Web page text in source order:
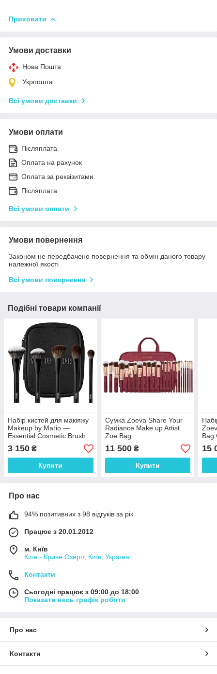
Приховати
Умови доставки
Нова Пошта
Укрпошта
Всі умови доставки
Умови оплати
Післяплата
Оплата на рахунок
Оплата за реквізитами
Післяплата
Всі умови оплати
Умови повернення
Законом не передбачено повернення та обмін даного товару
належної якості
Всі умови повернення
Подібні товари компанії
Набір кистей для макіяжу
Makeup by Mario —
Essential Cosmetic Brush
Set
3 150 ₴
Купити
Сумка Zoeva Share Your
Radiance Make up Artist
Zoe Bag
11 500₴
Купити
Bag
шт
15
Про нас
94% позитивних з 98 відгуків за рік
Працює з 20.01.2012
м. Київ
Київ - Криве Озеро, Київ, Україна
Контакти
Сьогодні працює з 09:00 до 18:00
Показати весь графік роботи
Про нас
Контакти